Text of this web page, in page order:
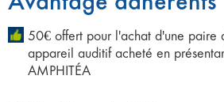
50€ offert pour l'achat d'une paire
appareil auditif acheté en
AMPHITÉA